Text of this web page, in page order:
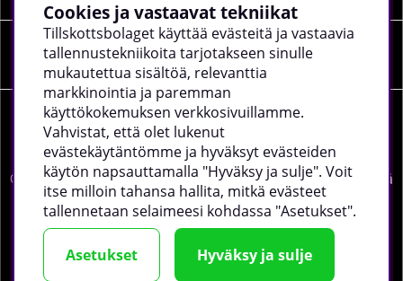
YRITYKSEN TIEDOT
© 2026 tillskottsbolaget.fi. Käytämme evästeitä -lue lisää
täältä.
Cookies ja vastaavat tekniikat
Tillskottsbolaget käyttää evästeitä ja vastaavia
tallennustekniikoita tarjotakseen sinulle
mukautettua sisältöä, relevanttia
markkinointia ja paremman
käyttökokemuksen verkkosivuillamme.
Vahvistat, että olet lukenut
evästekäytäntömme ja hyväksyt evästeiden
käytön napsauttamalla "Hyväksy ja sulje". Voit
itse milloin tahansa hallita, mitkä evästeet
tallennetaan selaimeesi kohdassa "Asetukset".
Asetukset Hyväksy ja sulje